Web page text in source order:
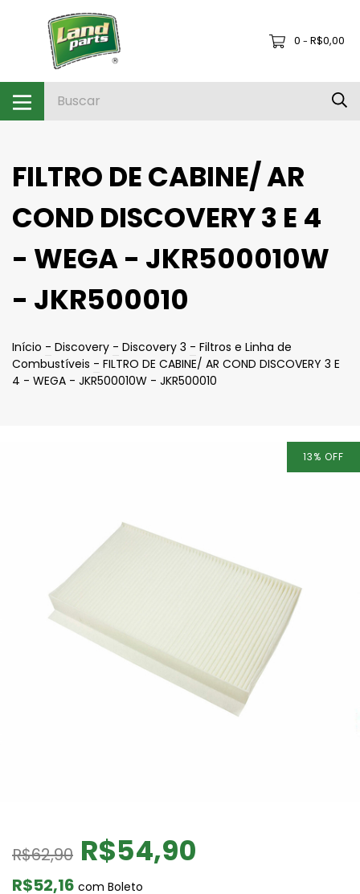
0 - R$0,00
FILTRO DE CABINE/ AR
COND DISCOVERY 3 E 4
- WEGA - JKR500010W
- JKR500010
Início - Discovery - Discovery 3 - Filtros e Linha de
Combustíveis - FILTRO DE CABINE/ AR COND DISCOVERY 3 E
4 - WEGA - JKR500010W - JKR500010
13% OFF
R$62,90 R$54,90
R$52,16 com Boleto